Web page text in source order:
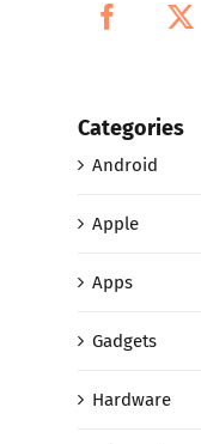
Categories
Android
Apple
Apps
Gadgets
Hardware